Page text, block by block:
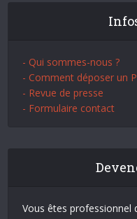
- Qui sommes-nous ?
- Comment déposer un
- Revue de presse
- Formulaire contact
Vous êtes professionnel